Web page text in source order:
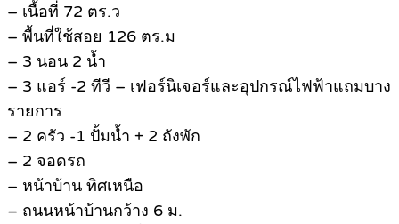
– เนื้อที่ 72 ตร.ว
– พื้นที่ใช้สอย 126 ตร.ม
– 3 นอน 2 น้ำ
– 3 แอร์ -2 ทีวี – เฟอร์นิเจอร์และอุปกรณ์ไฟฟ้าแถมบาง
รายการ
– 2 ครัว -1 ปั้มน้ำ + 2 ถังพัก
– 2 จอดรถ
– หน้าบ้าน ทิศเหนือ
– ถนนหน้าบ้านกว้าง 6 ม.